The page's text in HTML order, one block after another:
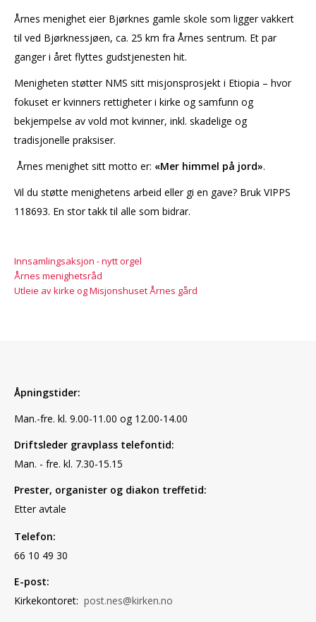
Årnes menighet eier Bjørknes gamle skole som ligger vakkert
til ved Bjørknessjøen, ca. 25 km fra Årnes sentrum. Et par
ganger i året flyttes gudstjenesten hit.
Menigheten støtter NMS sitt misjonsprosjekt i Etiopia – hvor
fokuset er kvinners rettigheter i kirke og samfunn og
bekjempelse av vold mot kvinner, inkl. skadelige og
tradisjonelle praksiser.
Årnes menighet sitt motto er: «Mer himmel på jord».
Vil du støtte menighetens arbeid eller gi en gave? Bruk VIPPS
118693. En stor takk til alle som bidrar.
Innsamlingsaksjon - nytt orgel
Årnes menighetsråd
Utleie av kirke og Misjonshuset Årnes gård
Åpningstider:
Man.-fre. kl. 9.00-11.00 og 12.00-14.00
Driftsleder gravplass telefontid:
Man. - fre. kl. 7.30-15.15
Prester, organister og diakon treffetid:
Etter avtale
Telefon:
66 10 49 30
E-post:
Kirkekontoret: post.nes@kirken.no